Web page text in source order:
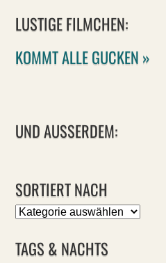
LUSTIGE FILMCHEN:
KOMMT ALLE GUCKEN »
UND AUSSERDEM:
SORTIERT NACH
Sortiert
TAGS & NACHTS